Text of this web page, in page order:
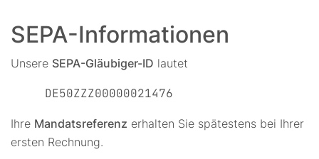
SEPA-Informationen
Unsere SEPA-Gläubiger-ID lautet
DE50ZZZ00000021476
Ihre Mandatsreferenz erhalten Sie spätestens bei Ihrer
ersten Rechnung.